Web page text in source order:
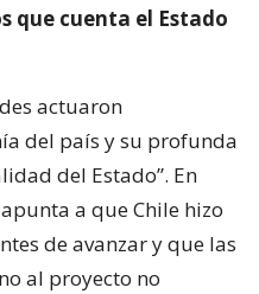
que cuenta el Estado
actuaron
del país y su profunda
del Estado”. En
a que Chile hizo
de avanzar y que las
al proyecto no